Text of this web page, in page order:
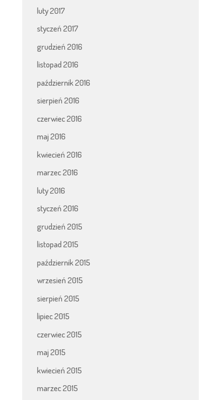
luty 2017
styczeń 2017
grudzień 2016
listopad 2016
październik 2016
sierpień 2016
czerwiec 2016
maj 2016
kwiecień 2016
marzec 2016
luty 2016
styczeń 2016
grudzień 2015
listopad 2015
październik 2015
wrzesień 2015
sierpień 2015
lipiec 2015
czerwiec 2015
maj 2015
kwiecień 2015
marzec 2015